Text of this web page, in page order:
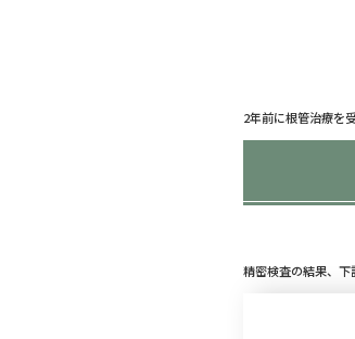
2年前に根管治療を
精密検査の結果、下